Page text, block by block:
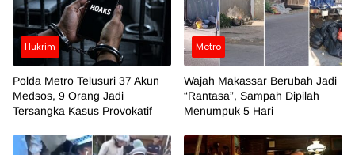
Hukrim
Polda Metro Telusuri 37 Akun
Medsos, 9 Orang Jadi
Tersangka Kasus Provokatif
Metro
Wajah Makassar Berubah Jadi
“Rantasa”, Sampah Dipilah
Menumpuk 5 Hari